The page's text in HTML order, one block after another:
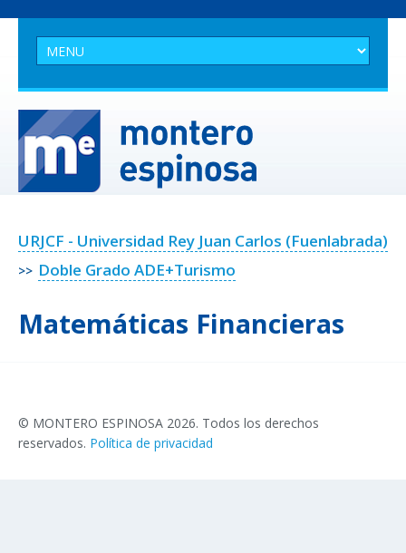
URJCF - Universidad Rey Juan Carlos (Fuenlabrada)
>> Doble Grado ADE+Turismo
Matemáticas Financieras
© MONTERO ESPINOSA 2026. Todos los derechos
reservados. Política de privacidad